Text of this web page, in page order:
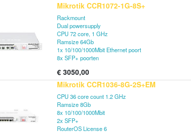
Mikrotik CCR1072-1G-8S+
Rackmount
Dual powersupply
CPU 72 core, 1 GHz
Ramsize 64Gb
1x 10/100/1000Mbit Ethernet poort
8x SFP+ poorten
€ 3050,00
Mikrotik CCR1036-8G-2S+EM
CPU 36 core count 1.2 GHz
Ramsize 8Gb
8x 10/100/1000Mbit
2x SFP+
RouterOS License 6